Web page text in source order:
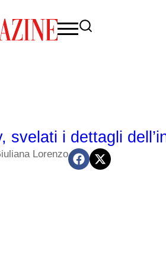
svelati i dettagli
Lorenzo